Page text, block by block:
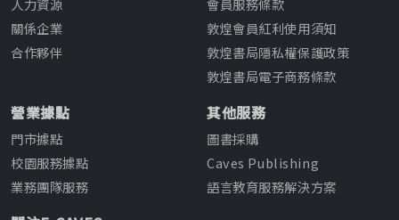
關係企業
合作夥伴
敦煌會員紅利使用須知
敦煌書局隱私權保護政策
敦煌書局電子商務條款
營業據點
門市據點
校園服務據點
業務團隊服務
其他服務
圖書採購
Caves Publishing
語言教育服務解決方案